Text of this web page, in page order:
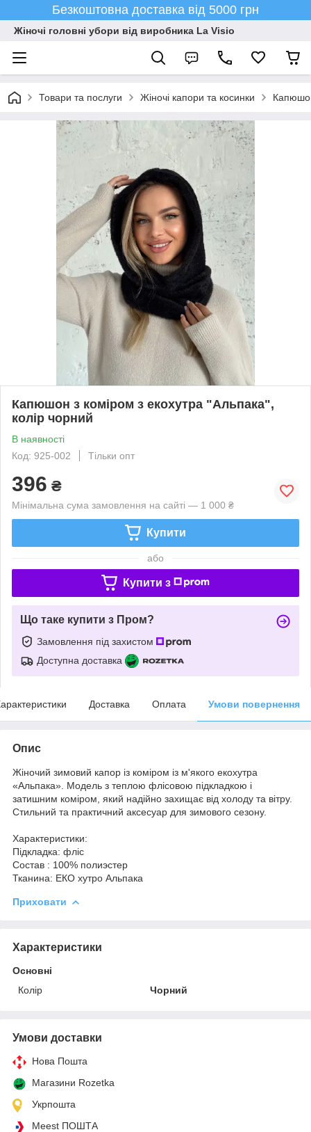
Безкоштовна доставка від 5000 грн
Жіночі головні убори від виробника La Visio
Товари та послуги Жіночі капори та косинки
Капюшон з коміром з екохутра "Альпака",
колір чорний
В наявності
Код: 925-002
Тільки опт
396 ₴
Мінімальна сума замовлення на сайті — 1 000 ₴
Купити
або
Купити з
Що таке купити з Пром?
Замовлення під захистом
Доступна доставка
Доставка Оплата Умови повернення
Опис
Жіночий зимовий капор із коміром із м'якого екохутра
«Альпака». Модель з теплою флісовою підкладкою і
затишним коміром, який надійно захищає від холоду та вітру.
Стильний та практичний аксесуар для зимового сезону.
Характеристики:
Підкладка: фліс
Состав : 100% полиэстер
Тканина: ЕКО хутро Альпака
Приховати
Характеристики
Основні
Колір
Чорний
Умови доставки
Нова Пошта
Магазини Rozetka
Укрпошта
Meest ПОШТА